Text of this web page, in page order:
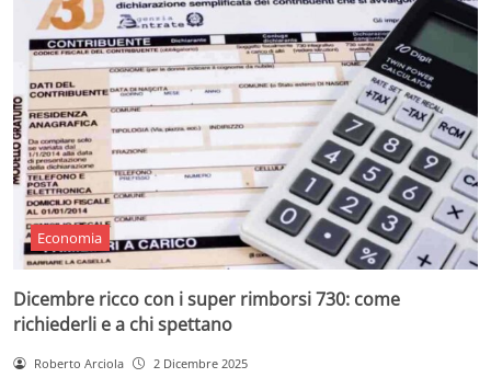
Economia
Dicembre ricco con i super rimborsi 730: come
richiederli e a chi spettano
Roberto Arciola 2 Dicembre 2025